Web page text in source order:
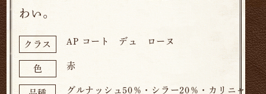
わい。
クラス AP コート デュ ローヌ
色 赤
グルナッシュ50％・シラー20％・カリニャ